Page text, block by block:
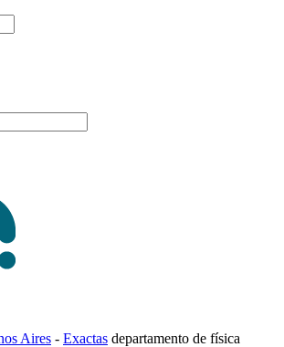
Aires - Exactas departamento de física